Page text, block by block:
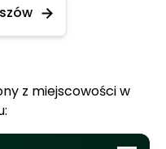
z miejscowości w